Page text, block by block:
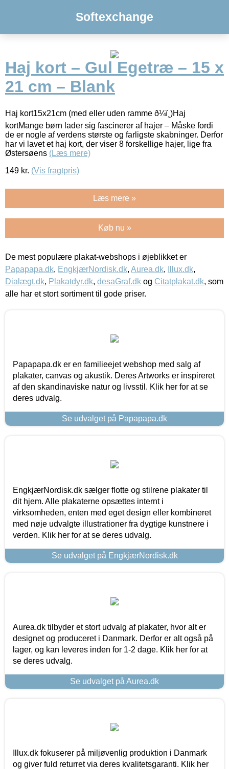
Softexchange
Haj kort – Gul Egetræ – 15 x
21 cm – Blank
Haj kort15x21cm (med eller uden ramme ð¼ï¸)Haj
kortMange børn lader sig fascinerer af hajer – Måske fordi
de er nogle af verdens største og farligste skabninger. Derfor
har vi lavet et haj kort, der viser 8 forskellige hajer, lige fra
Østersøens (Læs mere)
149 kr. (Vis fragtpris)
Læs mere »
Køb nu »
De mest populære plakat-webshops i øjeblikket er
Papapapa.dk, EngkjærNordisk.dk, Aurea.dk, Illux.dk,
Dialægt.dk, Plakatdyr.dk, desaGraf.dk og Citatplakat.dk, som
alle har et stort sortiment til gode priser.
Papapapa.dk er en familieejet webshop med salg af
plakater, canvas og akustik. Deres Artworks er inspireret
af den skandinaviske natur og livsstil. Klik her for at se
deres udvalg.
Se udvalget på Papapapa.dk
EngkjærNordisk.dk sælger flotte og stilrene plakater til
dit hjem. Alle plakaterne opsættes internt i
virksomheden, enten med eget design eller kombineret
med nøje udvalgte illustrationer fra dygtige kunstnere i
verden. Klik her for at se deres udvalg.
Se udvalget på EngkjærNordisk.dk
Aurea.dk tilbyder et stort udvalg af plakater, hvor alt er
designet og produceret i Danmark. Derfor er alt også på
lager, og kan leveres inden for 1-2 dage. Klik her for at
se deres udvalg.
Se udvalget på Aurea.dk
Illux.dk fokuserer på miljøvenlig produktion i Danmark
og giver fuld returret via deres kvalitetsgaranti. Klik her